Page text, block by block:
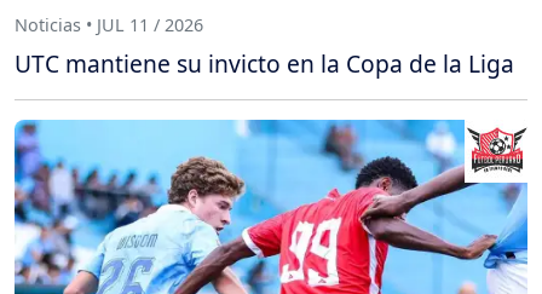
Noticias • JUL 11 / 2026
UTC mantiene su invicto en la Copa de la Liga